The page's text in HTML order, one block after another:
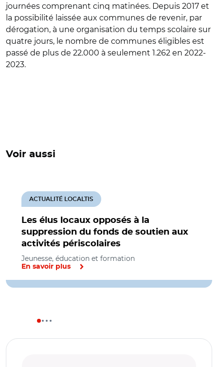
journées comprenant cinq matinées. Depuis 2017 et
la possibilité laissée aux communes de revenir, par
dérogation, à une organisation du temps scolaire sur
quatre jours, le nombre de communes éligibles est
passé de plus de 22.000 à seulement 1.262 en 2022-
2023.
Voir aussi
Les élus locaux opposés à la
suppression du fonds de soutien aux
activités périscolaires
ACTUALITÉ LOCALTIS
Jeunesse, éducation et formation
En savoir plus